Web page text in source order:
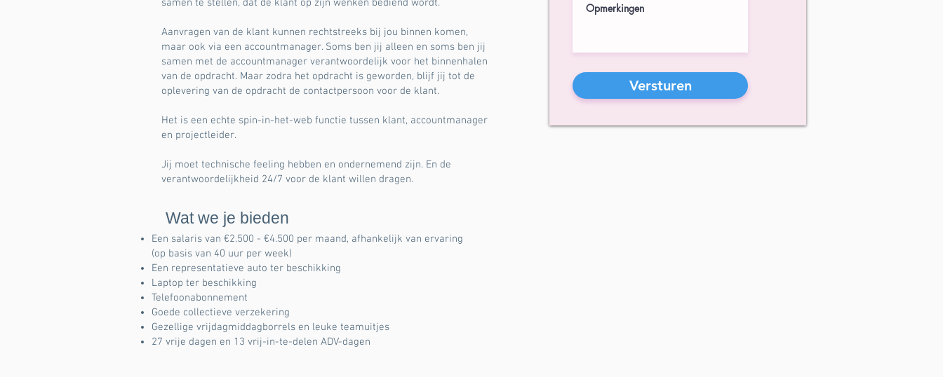
samen te stellen, dat de klant op zijn wenken bediend wordt.
Aanvragen van de klant kunnen rechtstreeks bij jou binnen komen,
maar ook via een accountmanager. Soms ben jij alleen en soms ben jij
samen met de accountmanager verantwoordelijk voor het binnenhalen
van de opdracht. Maar zodra het opdracht is geworden, blijf jij tot de
oplevering van de opdracht de contactpersoon voor de klant.
Het is een echte spin-in-het-web functie tussen klant, accountmanager
en projectleider.
Jij moet technische feeling hebben en ondernemend zijn. En de
verantwoordelijkheid 24/7 voor de klant willen dragen.
Versturen
Wat we je bieden
Een salaris van €2.500 - €4.500 per maand, afhankelijk van ervaring
(op basis van 40 uur per week)
Een representatieve auto ter beschikking
Laptop ter beschikking
Telefoonabonnement
Goede collectieve verzekering
Gezellige vrijdagmiddagborrels en leuke teamuitjes
27 vrije dagen en 13 vrij-in-te-delen ADV-dagen